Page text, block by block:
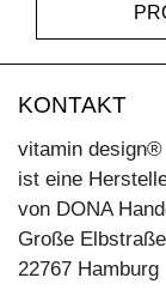
KONTAKT
vitamin design®
ist eine
von DONA
Große
22767 Hamburg